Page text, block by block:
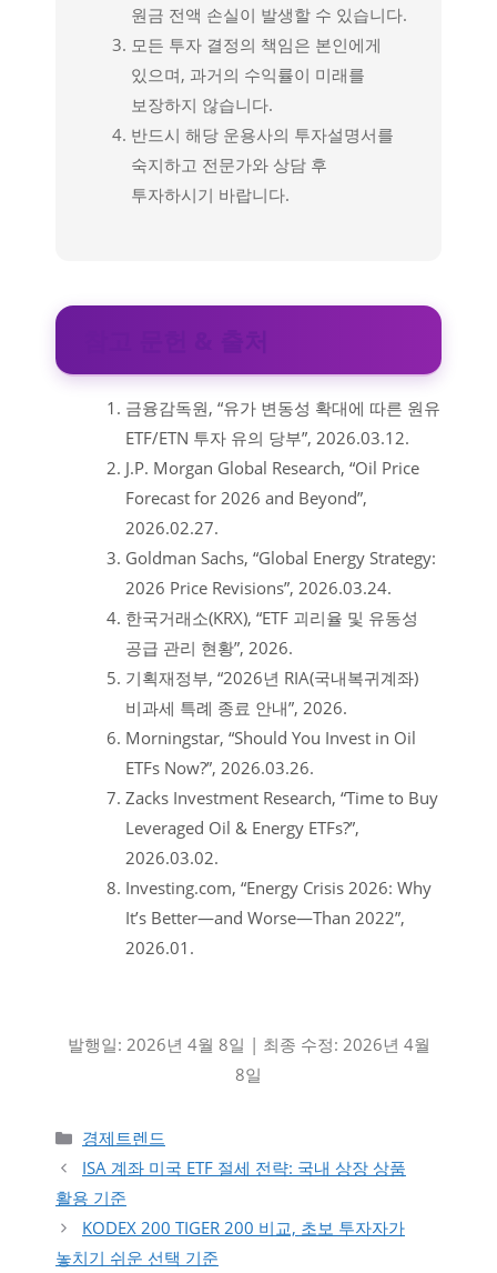
원금 전액 손실이 발생할 수 있습니다.
모든 투자 결정의 책임은 본인에게
있으며, 과거의 수익률이 미래를
보장하지 않습니다.
반드시 해당 운용사의 투자설명서를
숙지하고 전문가와 상담 후
투자하시기 바랍니다.
금융감독원, “유가 변동성 확대에 따른 원유
ETF/ETN 투자 유의 당부”, 2026.03.12.
J.P. Morgan Global Research, “Oil Price
Forecast for 2026 and Beyond”,
2026.02.27.
Goldman Sachs, “Global Energy Strategy:
2026 Price Revisions”, 2026.03.24.
한국거래소(KRX), “ETF 괴리율 및 유동성
공급 관리 현황”, 2026.
기획재정부, “2026년 RIA(국내복귀계좌)
비과세 특례 종료 안내”, 2026.
Morningstar, “Should You Invest in Oil
ETFs Now?”, 2026.03.26.
Zacks Investment Research, “Time to Buy
Leveraged Oil & Energy ETFs?”,
2026.03.02.
Investing.com, “Energy Crisis 2026: Why
It’s Better—and Worse—Than 2022”,
2026.01.
발행일: 2026년 4월 8일 | 최종 수정: 2026년 4월
8일
카테고리
경제트렌드
ISA 계좌 미국 ETF 절세 전략: 국내 상장 상품
활용 기준
KODEX 200 TIGER 200 비교, 초보 투자자가
놓치기 쉬운 선택 기준